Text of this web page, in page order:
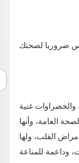
ضروريا لصحتك
والخضراوات غنية
العامة، وأنها
القلب، ولها
وداعمة للمناعة